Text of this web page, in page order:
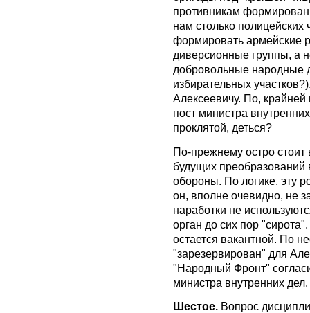
противникам
нам столько
формировать армейские
диверсионные группы, а
добровольные народные
избирательных
Алексеевичу. По,
пост министра
проклятой, деться?
По-прежнему остро стоит
будущих преобразований
обороны. По логике, эту
он, вполне очевидно, не
наработки не
орган до сих пор
остается вакантной. По
"зарезервирован" для
"Народный Фронт"
министра внутренних дел.
Шестое. Вопрос